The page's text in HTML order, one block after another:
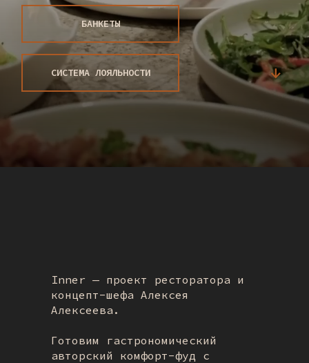
↓
БАНКЕТЫ
СИСТЕМА ЛОЯЛЬНОСТИ
Inner — проект ресторатора и
концепт-шефа Алексея
Алексеева.
Готовим гастрономический
авторский комфорт-фуд с